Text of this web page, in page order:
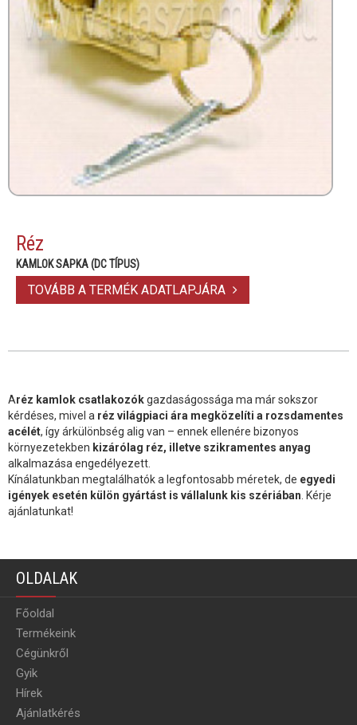
Réz
KAMLOK SAPKA (DC TÍPUS)
TOVÁBB A TERMÉK ADATLAPJÁRA
Aréz kamlok csatlakozókgazdaságossága ma már sokszor
kérdéses, mivel a réz világpiaci ára megközelíti a rozsdamentes
acélét, így árkülönbség alig van – ennek ellenére bizonyos
környezetekben kizárólag réz, illetve szikramentes anyag
alkalmazása engedélyezett.
Kínálatunkban megtalálhatók a legfontosabb méretek, de egyedi
igények esetén külön gyártást is vállalunk kis szériában . Kérje
ajánlatunkat!
OLDALAK
Főoldal
Termékeink
Cégünkről
Gyik
Hírek
Ajánlatkérés